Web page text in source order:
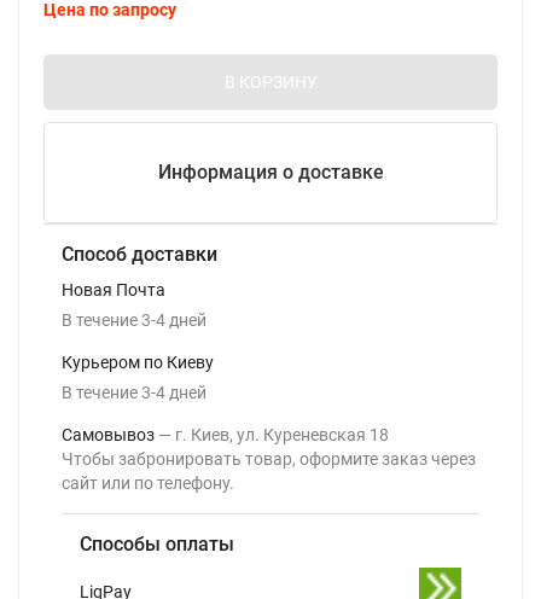
Цена по запросу
В КОРЗИНУ
Информация о доставке
Способ доставки
Новая Почта
В течение3-4 дней
Курьером по Киеву
В течение3-4 дней
Самовывоз
г. Киев, ул. Куреневская 18
Чтобы забронировать товар, оформите заказ через
сайт или по телефону.
Способы оплаты
LiqPay